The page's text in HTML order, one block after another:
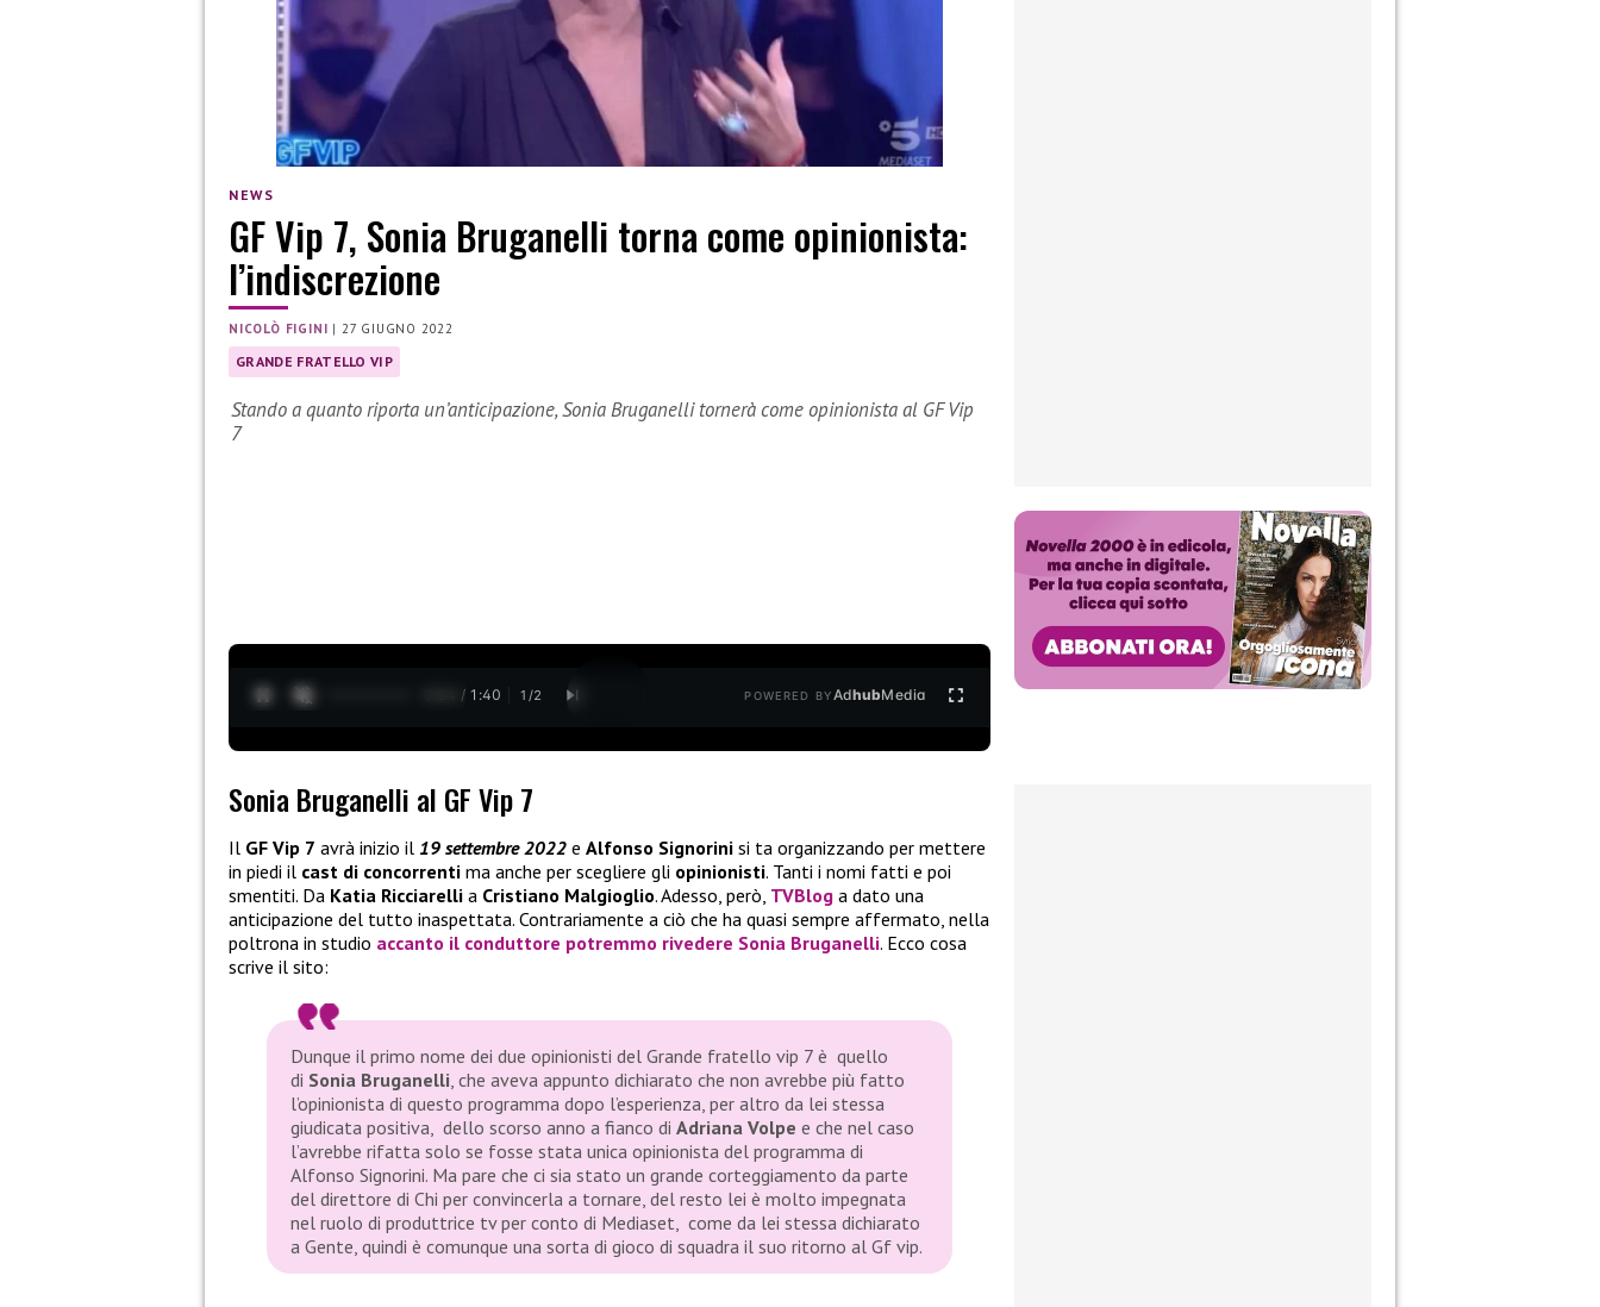
NEWS
GF Vip 7, Sonia Bruganelli torna come opinionista:
l’indiscrezione
NICOLÒ FIGINI | 27 GIUGNO 2022
GRANDE FRATELLO VIP
Stando a quanto riporta un’anticipazione, Sonia Bruganelli tornerà come opinionista al GF Vip
7
0:26 / 1:40 1 /2 POWERED BYAdhubMedia
Sonia Bruganelli al GF Vip 7
Il GF Vip 7 avrà inizio il 19 settembre 2022 e Alfonso Signorini si ta organizzando per mettere
in piedi il cast di concorrenti ma anche per scegliere gli opinionisti. Tanti i nomi fatti e poi
smentiti. Da Katia Ricciarelli a Cristiano Malgioglio. Adesso, però, TVBlog a dato una
anticipazione del tutto inaspettata. Contrariamente a ciò che ha quasi sempre affermato, nella
poltrona in studio accanto il conduttore potremmo rivedere Sonia Bruganelli. Ecco cosa
scrive il sito:
Dunque il primo nome dei due opinionisti del Grande fratello vip 7 è quello
di Sonia Bruganelli, che aveva appunto dichiarato che non avrebbe più fatto
l’opinionista di questo programma dopo l’esperienza, per altro da lei stessa
giudicata positiva, dello scorso anno a fianco di Adriana Volpe e che nel caso
l’avrebbe rifatta solo se fosse stata unica opinionista del programma di
Alfonso Signorini. Ma pare che ci sia stato un grande corteggiamento da parte
del direttore di Chi per convincerla a tornare, del resto lei è molto impegnata
nel ruolo di produttrice tv per conto di Mediaset, come da lei stessa dichiarato
a Gente, quindi è comunque una sorta di gioco di squadra il suo ritorno al Gf vip.